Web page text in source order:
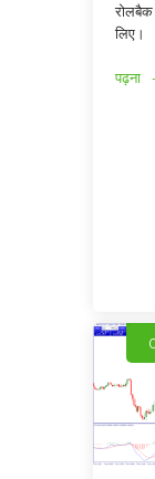
रोलबैक
लिए।
पढ़ना